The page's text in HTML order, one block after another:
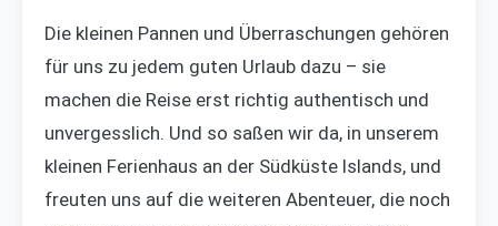
Die kleinen Pannen und Überraschungen gehören
für uns zu jedem guten Urlaub dazu – sie
machen die Reise erst richtig authentisch und
unvergesslich. Und so saßen wir da, in unserem
kleinen Ferienhaus an der Südküste Islands, und
freuten uns auf die weiteren Abenteuer, die noch